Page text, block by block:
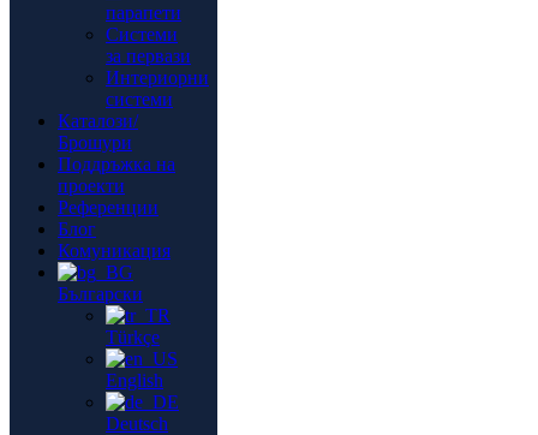
парапети
Системи
за первази
Интериорни
системи
Каталози/
Брошури
Поддръжка на
проекти
Референции
Блог
Комуникация
Български
Türkçe
English
Deutsch